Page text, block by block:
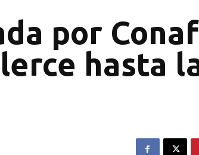
por Conaf
hasta